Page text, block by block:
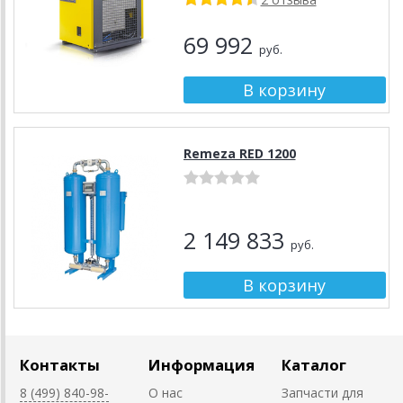
69 992 руб.
Remeza RED 1200
2 149 833 руб.
Контакты
8 (499) 840-98-
Информация
О нас
Каталог
Запчасти для